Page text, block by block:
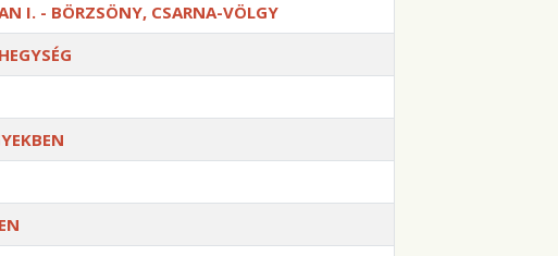
I. - BÖRZSÖNY, CSARNA-VÖLGY